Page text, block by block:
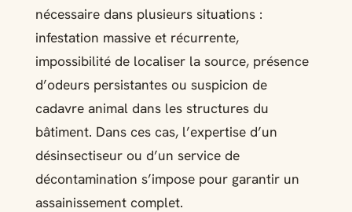
nécessaire dans plusieurs situations :
infestation massive et récurrente,
impossibilité de localiser la source, présence
d’odeurs persistantes ou suspicion de
cadavre animal dans les structures du
bâtiment. Dans ces cas, l’expertise d’un
désinsectiseur ou d’un service de
décontamination s’impose pour garantir un
assainissement complet.